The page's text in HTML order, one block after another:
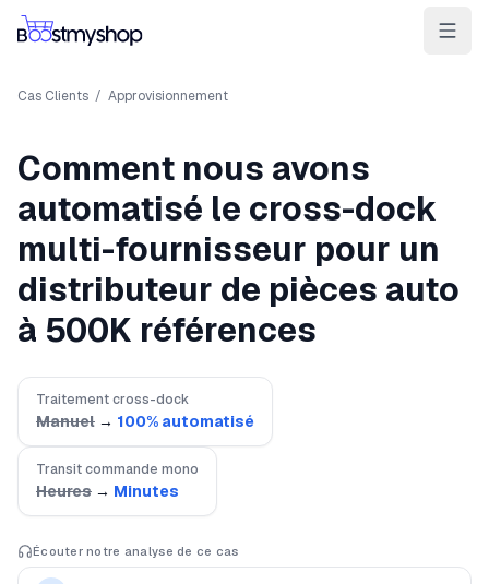
Pour les vendeursPour les 3PLPour les marketplaces
Vendre en magasin
IA e-commerce
Contact Cas clients RessourcesIntégrationsPartenaires
myPricing
myFulfillment
Tous les systèmes opérationnels
Cas Clients / Approvisionnement
Comment nous avons
automatisé le cross-dock
multi-fournisseur pour un
distributeur de pièces auto
à 500K références
Traitement cross-dock
Manuel → 100% automatisé
Transit commande mono
Heures → Minutes
Écouter notre analyse de ce cas